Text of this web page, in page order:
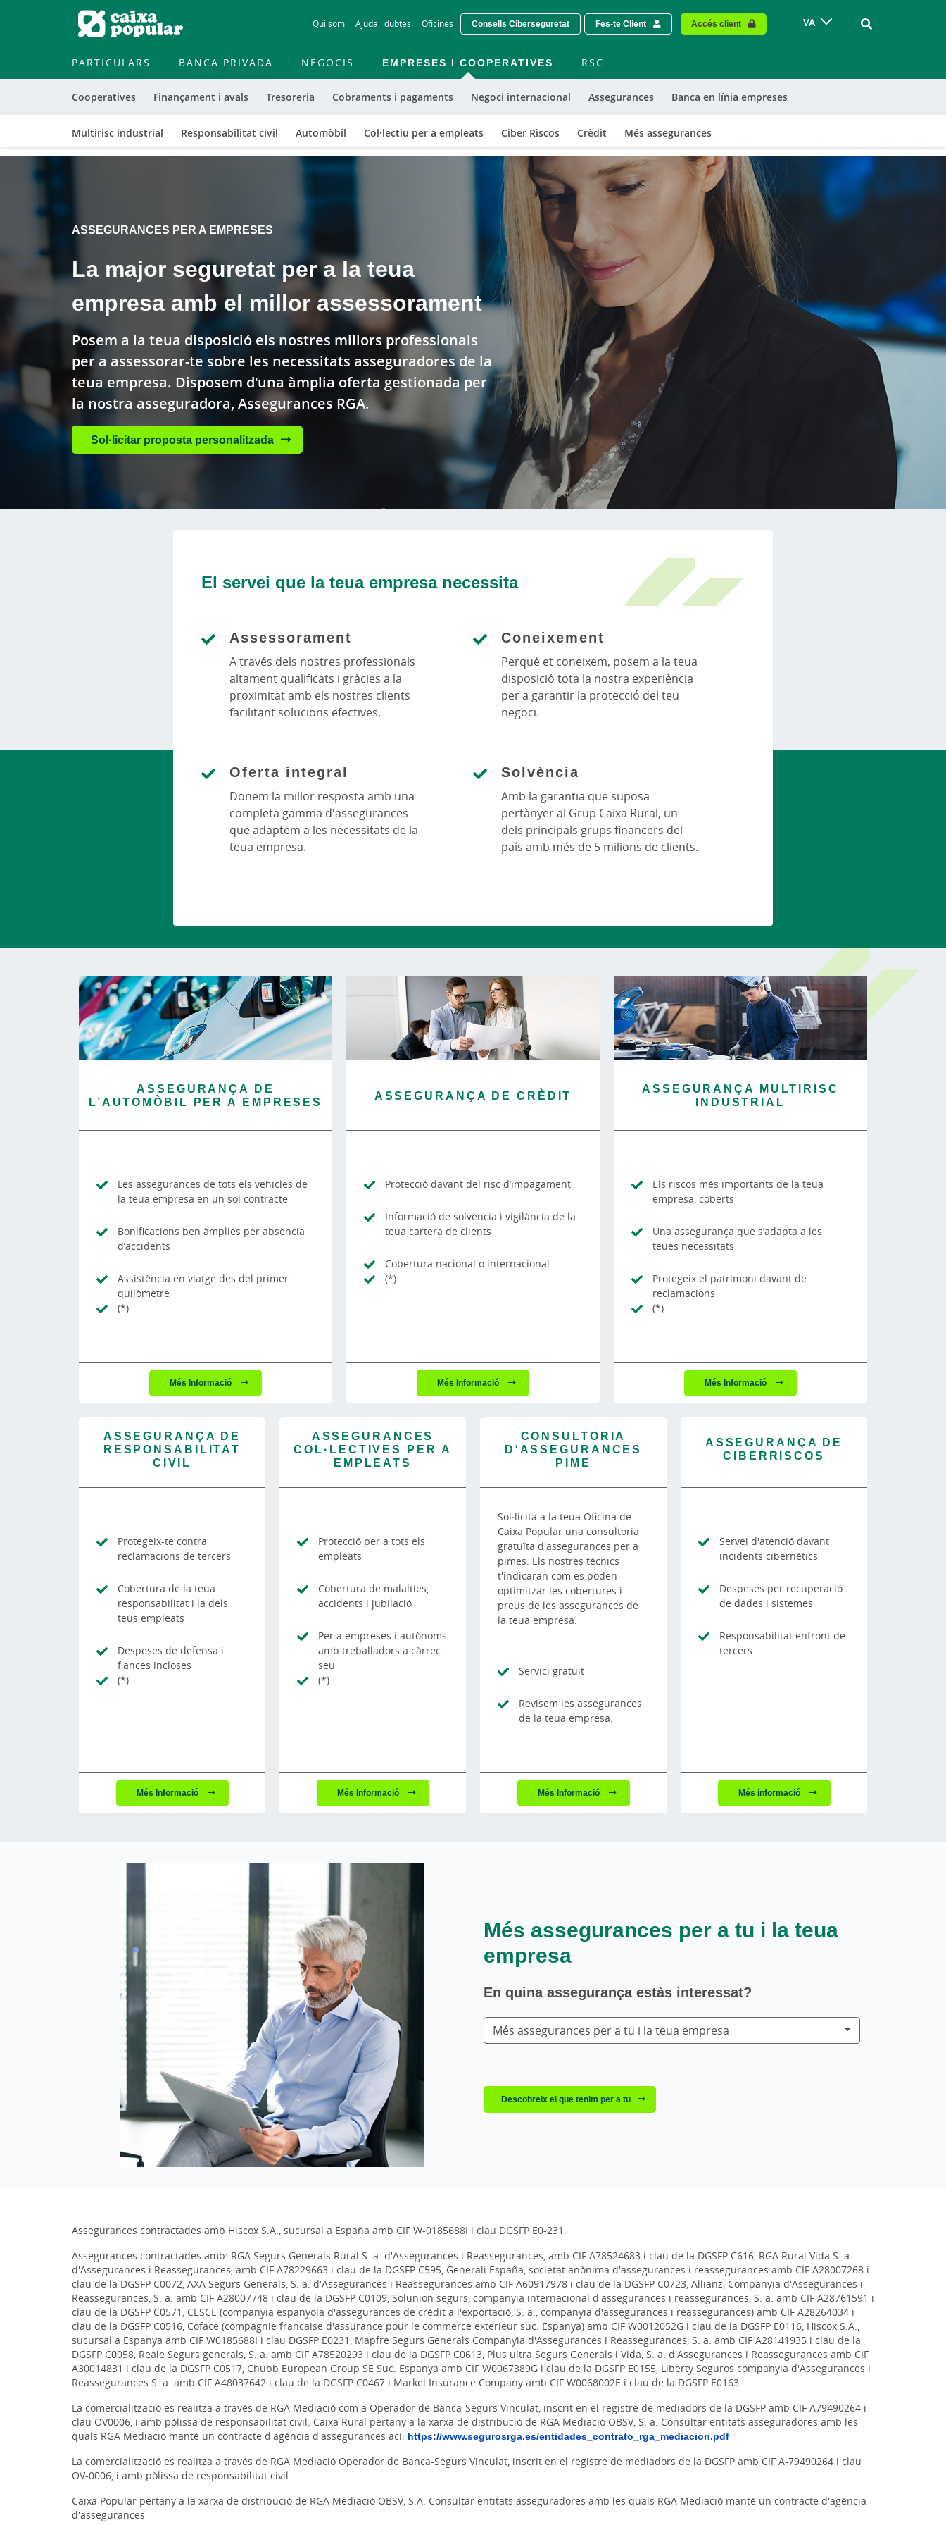
to
contentt
Qui som Ajuda i dubtes Oficines Consells Ciberseguretat Fes-te Client Accés client VA Vinculo -
PARTICULARS BANCA PRIVADA NEGOCIS EMPRESES I COOPERATIVES
Cooperatives Finançament i avals Tresoreria Cobraments i pagaments Negoci internacional Assegurances
Multirisc industrial Responsabilitat civil Automòbil Col·lectiu per a empleats Ciber Riscos Crèdit Més assegurances
Banca en línia empreses
RSC
contenido,
favor
ASSEGURANCES PER A EMPRESES
La major seguretat per a la teua
empresa amb el millor assessorament
Posem a la teua disposició els nostres millors professionals
per a assessorar-te sobre les necessitats asseguradores de la
teua empresa. Disposem d'una àmplia oferta gestionada per
la nostra asseguradora, Assegurances RGA.
Sol·licitar proposta personalitzada
El servei que la teua empresa necessita
Assessorament
A través dels nostres professionals
altament qualificats i gràcies a la
proximitat amb els nostres clients
facilitant solucions efectives.
Coneixement
Perquè et coneixem, posem a la teua
disposició tota la nostra experiència
per a garantir la protecció del teu
negoci.
Oferta integral
Donem la millor resposta amb una
completa gamma d'assegurances
que adaptem a les necessitats de la
teua empresa.
Solvència
Amb la garantia que suposa
pertànyer al Grup Caixa Rural, un
dels principals grups financers del
país amb més de 5 milions de clients.
ASSEGURANÇA DE
L’AUTOMÒBIL PER A EMPRESES
Les assegurances de tots els vehicles de
la teua empresa en un sol contracte
Bonificacions ben àmplies per absència
d’accidents
Assistència en viatge des del primer
quilòmetre
(*)
Més Informació
ASSEGURANÇA DE CRÈDIT
Protecció davant del risc d’impagament
Informació de solvència i vigilància de la
teua cartera de clients
Cobertura nacional o internacional
(*)
Més Informació
ASSEGURANÇA MULTIRISC
INDUSTRIAL
Els riscos més importants de la teua
empresa, coberts
Una assegurança que s’adapta a les
teues necessitats
Protegeix el patrimoni davant de
reclamacions
(*)
Més Informació
ASSEGURANÇA DE
RESPONSABILITAT
CIVIL
Protegeix-te contra
reclamacions de tercers
Cobertura de la teua
responsabilitat i la dels
teus empleats
Despeses de defensa i
fiances incloses
(*)
Més Informació
ASSEGURANCES
COL·LECTIVES PER A
EMPLEATS
Protecció per a tots els
empleats
Cobertura de malalties,
accidents i jubilació
Per a empreses i autònoms
amb treballadors a càrrec
seu
(*)
Més Informació
CONSULTORIA
D'ASSEGURANCES
PIME
Sol·licita a la teua Oficina de
Caixa Popular una consultoria
gratuïta d'assegurances per a
pimes. Els nostres tècnics
t'indicaran com es poden
optimitzar les cobertures i
preus de les assegurances de
la teua empresa.
Servici gratuït
Revisem les assegurances
de la teua empresa.
Més Informació
ASSEGURANÇA DE
CIBERRISCOS
Servei d'atenció davant
incidents cibernètics
Despeses per recuperació
de dades i sistemes
Responsabilitat enfront de
tercers
Més informació
Més assegurances per a tu i la teua
empresa
En quina assegurança estàs interessat?
Més assegurances per a tu i la teua empresa
Descobreix el que tenim per a tu
Assegurances contractades amb Hiscox S.A., sucursal a España amb CIF W-0185688I i clau DGSFP E0-231.
Assegurances contractades amb: RGA Segurs Generals Rural S. a. d'Assegurances i Reassegurances, amb CIF A78524683 i clau de la DGSFP C616, RGA Rural Vida S. a.
d'Assegurances i Reassegurances, amb CIF A78229663 i clau de la DGSFP C595, Generali España, societat anònima d'assegurances i reassegurances amb CIF A28007268 i
clau de la DGSFP C0072, AXA Segurs Generals, S. a. d'Assegurances i Reassegurances amb CIF A60917978 i clau de la DGSFP C0723, Allianz, Companyia d'Assegurances i
Reassegurances, S. a. amb CIF A28007748 i clau de la DGSFP C0109, Solunion segurs, companyia internacional d'assegurances i reassegurances, S. a. amb CIF A28761591 i
clau de la DGSFP C0571, CESCE (companyia espanyola d'assegurances de crèdit a l'exportació, S. a., companyia d'assegurances i reassegurances) amb CIF A28264034 i
clau de la DGSFP C0516, Coface (compagnie francaise d'assurance pour le commerce exterieur suc. Espanya) amb CIF W0012052G i clau de la DGSFP E0116, Hiscox S.A.,
sucursal a Espanya amb CIF W0185688I i clau DGSFP E0231, Mapfre Segurs Generals Companyia d'Assegurances i Reassegurances, S. a. amb CIF A28141935 i clau de la
DGSFP C0058, Reale Segurs generals, S. a. amb CIF A78520293 i clau de la DGSFP C0613, Plus ultra Segurs Generals i Vida, S. a. d'Assegurances i Reassegurances amb CIF
A30014831 i clau de la DGSFP C0517, Chubb European Group SE Suc. Espanya amb CIF W0067389G i clau de la DGSFP E0155, Liberty Seguros companyia d'Assegurances i
Reassegurances S. a. amb CIF A48037642 i clau de la DGSFP C0467 i Markel Insurance Company amb CIF W0068002E i clau de la DGSFP E0163.
La comercialització es realitza a través de RGA Mediació com a Operador de Banca-Segurs Vinculat, inscrit en el registre de mediadors de la DGSFP amb CIF A79490264 i
clau OV0006, i amb pòlissa de responsabilitat civil. Caixa Rural pertany a la xarxa de distribució de RGA Mediació OBSV, S. a. Consultar entitats asseguradores amb les
quals RGA Mediació manté un contracte d'agència d'assegurances ací: https://www.segurosrga.es/entidades_contrato_rga_mediacion.pdf
La comercialització es realitza a través de RGA Mediació Operador de Banca-Segurs Vinculat, inscrit en el registre de mediadors de la DGSFP amb CIF A-79490264 i clau
OV-0006, i amb pòlissa de responsabilitat civil.
Caixa Popular pertany a la xarxa de distribució de RGA Mediació OBSV, S.A. Consultar entitats asseguradores amb les quals RGA Mediació manté un contracte d'agència
d'assegurances